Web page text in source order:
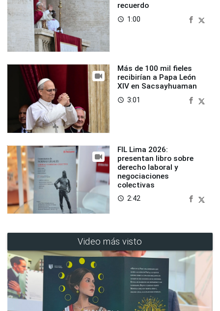
recuerdo
access_time 1:00
Más de 100 mil fieles
recibirían a Papa León
XIV en Sacsayhuaman
access_time 3:01
FIL Lima 2026:
presentan libro sobre
derecho laboral y
negociaciones
colectivas
access_time 2:42
Video más visto